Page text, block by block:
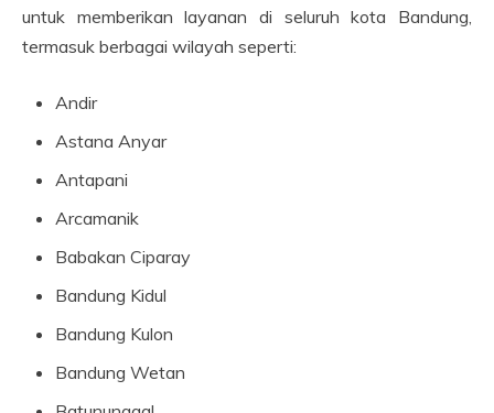
untuk memberikan layanan di seluruh kota Bandung,
termasuk berbagai wilayah seperti:
Andir
Astana Anyar
Antapani
Arcamanik
Babakan Ciparay
Bandung Kidul
Bandung Kulon
Bandung Wetan